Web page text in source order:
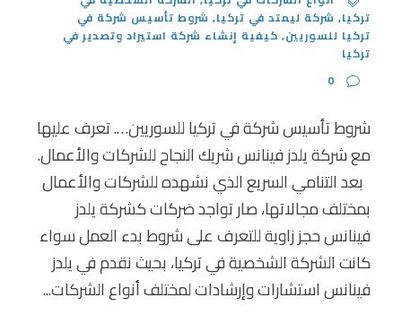
تركيا, شركة ليمتد في تركيا, شروط تأسيس شركة في
تركيا للسوريين, كيفية إنشاء شركة استيراد وتصدير في
تركيا
0
شروط تأسيس شركة في تركيا للسوريين…. تعرف عليها
مع شركة يلدز فينانس شريك النجاح للشركات والأعمال.
بعد التنامي السريع الذي نشهده للشركات والأعمال
بمختلف مجالاتها، صار تواجد ضركات كشركة يلدز
فينانس حجز زاوية للتعرف على شروط بدء العمل سواء
كانت الشركة الشخصية في تركيا، بحيث نقدم في يلدز
فينانس استشارات وإرشادات لمختلف أنواع الشركات...